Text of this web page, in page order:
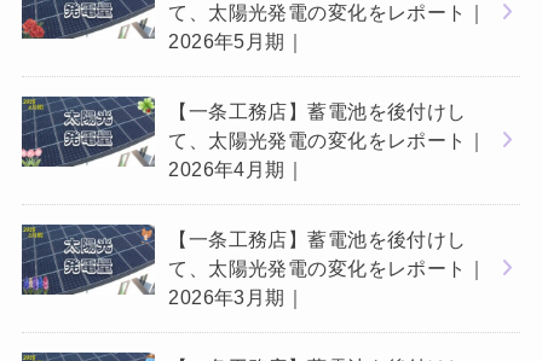
て、太陽光発電の変化をレポート｜
2026年5月期｜
【一条工務店】蓄電池を後付けし
て、太陽光発電の変化をレポート｜
2026年4月期｜
【一条工務店】蓄電池を後付けし
て、太陽光発電の変化をレポート｜
2026年3月期｜